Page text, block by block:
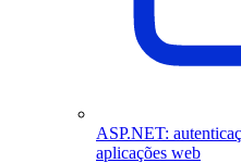
ASP.NET:
aplicações web